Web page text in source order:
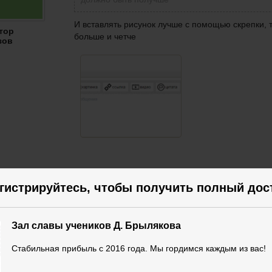
чтобы получить полный
Зал славы учеников Д. Брылякова
Стабильная прибыль с 2016 года. Мы гордимся каждым из вас!
И вставлять рисунок лучше с помощью скрепки,
больше и четче
А вот и ретест нарисовался Лонг 111 650. Стоп